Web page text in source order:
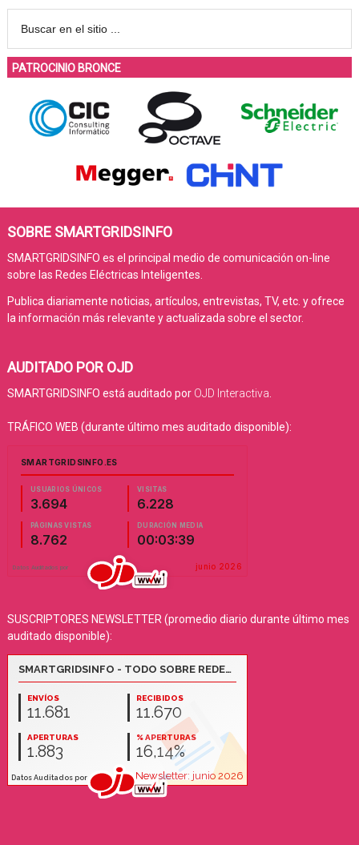
PATROCINIO BRONCE
SOBRE SMARTGRIDSINFO
SMARTGRIDSINFO es el principal medio de comunicación on-line
sobre las Redes Eléctricas Inteligentes.
Publica diariamente noticias, artículos, entrevistas, TV, etc. y ofrece
la información más relevante y actualizada sobre el sector.
AUDITADO POR OJD
SMARTGRIDSINFO está auditado por OJD Interactiva
TRÁFICO WEB (durante último mes auditado disponible):
SUSCRIPTORES NEWSLETTER (promedio diario durante último mes
auditado disponible):